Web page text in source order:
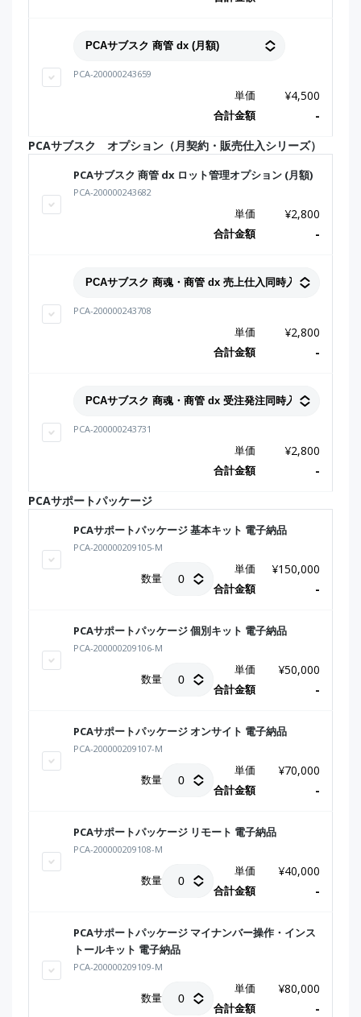
PCA-200000243659
単価 ¥4,500
合計金額
-
PCAサブスク オプション（月契約・販売仕入シリーズ）
PCAサブスク 商管 dx ロット管理オプション (月額)
PCA-200000243682
単価 ¥2,800
合計金額 -
PCA-200000243708
単価 ¥2,800
合計金額 -
PCA-200000243731
単価 ¥2,800
合計金額
-
PCAサポートパッケージ
PCAサポートパッケージ 基本キット 電子納品
PCA-200000209105-M
数量
単価 ¥150,000
合計金額 -
PCAサポートパッケージ 個別キット 電子納品
PCA-200000209106-M
数量
単価 ¥50,000
合計金額 -
PCAサポートパッケージ オンサイト 電子納品
PCA-200000209107-M
数量
単価 ¥70,000
合計金額 -
PCAサポートパッケージ リモート 電子納品
PCA-200000209108-M
数量
単価 ¥40,000
合計金額 -
PCAサポートパッケージ マイナンバー操作・インス
トールキット 電子納品
PCA-200000209109-M
数量
単価 ¥80,000
合計金額 -